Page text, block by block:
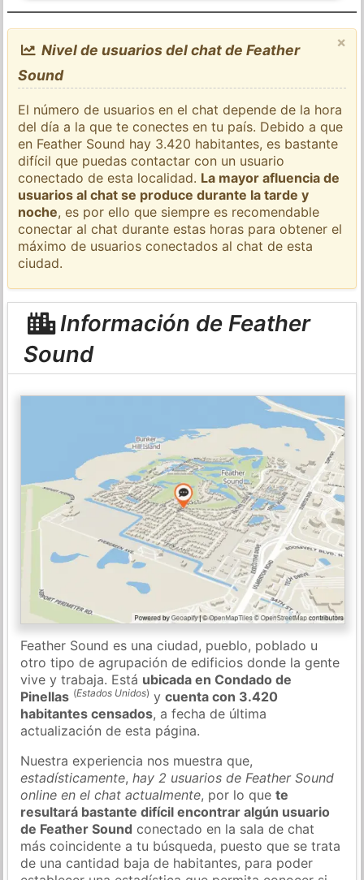
×
Nivel de usuarios del chat de Feather
Sound
El número de usuarios en el chat depende de la hora
del día a la que te conectes en tu país. Debido a que
en Feather Sound hay 3.420 habitantes, es bastante
difícil que puedas contactar con un usuario
conectado de esta localidad. La mayor afluencia de
usuarios al chat se produce durante la tarde y
noche, es por ello que siempre es recomendable
conectar al chat durante estas horas para obtener el
máximo de usuarios conectados al chat de esta
ciudad.
Información de Feather
Sound
Feather Sound es una ciudad, pueblo, poblado u
otro tipo de agrupación de edificios donde la gente
vive y trabaja. Está ubicada en Condado de
Pinellas (Estados Unidos) ycuenta con 3.420
habitantes censados, a fecha de última
actualización de esta página.
Nuestra experiencia nos muestra que,
estadísticamente,hay 2 usuarios de Feather Sound
online en el chat actualmente, por lo quete
resultará bastante difícil encontrar algún usuario
de Feather Sound conectado en la sala de chat
más coincidente a tu búsqueda, puesto que se trata
de una cantidad baja de habitantes, para poder